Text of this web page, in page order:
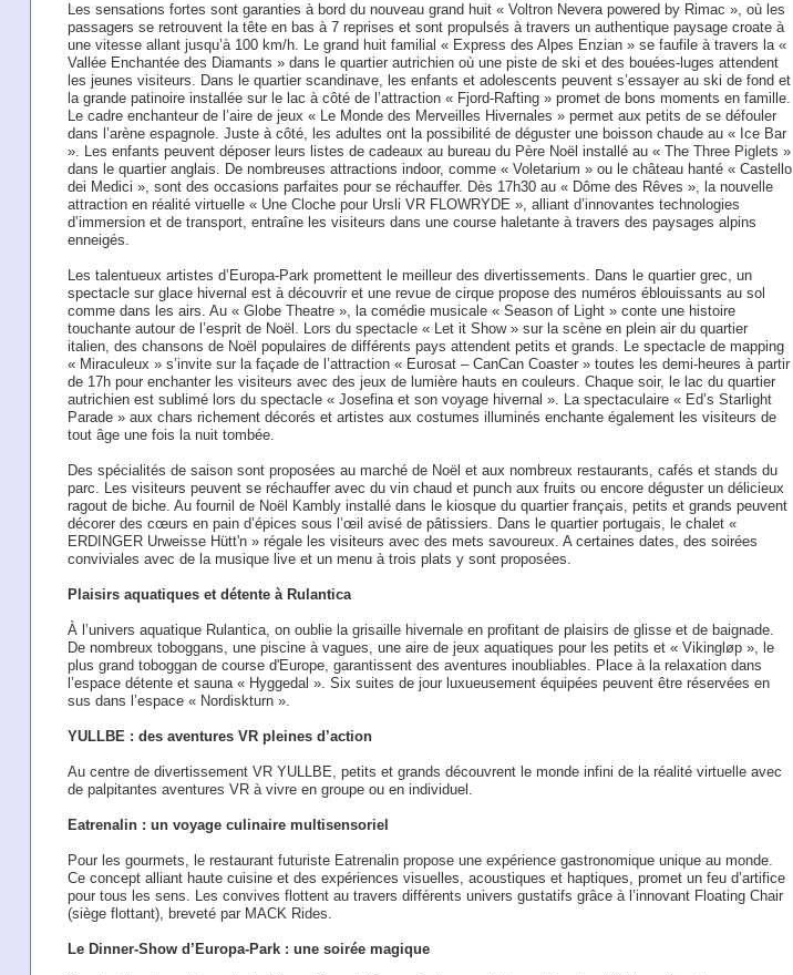
Les sensations fortes sont garanties à bord du nouveau grand huit « Voltron Nevera powered by Rimac », où les
passagers se retrouvent la tête en bas à 7 reprises et sont propulsés à travers un authentique paysage croate à
une vitesse allant jusqu’à 100 km/h. Le grand huit familial « Express des Alpes Enzian » se faufile à travers la «
Vallée Enchantée des Diamants » dans le quartier autrichien où une piste de ski et des bouées-luges attendent
les jeunes visiteurs. Dans le quartier scandinave, les enfants et adolescents peuvent s’essayer au ski de fond et
la grande patinoire installée sur le lac à côté de l’attraction « Fjord-Rafting » promet de bons moments en famille.
Le cadre enchanteur de l’aire de jeux « Le Monde des Merveilles Hivernales » permet aux petits de se défouler
dans l’arène espagnole. Juste à côté, les adultes ont la possibilité de déguster une boisson chaude au « Ice Bar
». Les enfants peuvent déposer leurs listes de cadeaux au bureau du Père Noël installé au « The Three Piglets »
dans le quartier anglais. De nombreuses attractions indoor, comme « Voletarium » ou le château hanté « Castello
dei Medici », sont des occasions parfaites pour se réchauffer. Dès 17h30 au « Dôme des Rêves », la nouvelle
attraction en réalité virtuelle « Une Cloche pour Ursli VR FLOWRYDE », alliant d’innovantes technologies
d’immersion et de transport, entraîne les visiteurs dans une course haletante à travers des paysages alpins
enneigés.
Les talentueux artistes d’Europa-Park promettent le meilleur des divertissements. Dans le quartier grec, un
spectacle sur glace hivernal est à découvrir et une revue de cirque propose des numéros éblouissants au sol
comme dans les airs. Au « Globe Theatre », la comédie musicale « Season of Light » conte une histoire
touchante autour de l’esprit de Noël. Lors du spectacle « Let it Show » sur la scène en plein air du quartier
italien, des chansons de Noël populaires de différents pays attendent petits et grands. Le spectacle de mapping
« Miraculeux » s’invite sur la façade de l’attraction « Eurosat – CanCan Coaster » toutes les demi-heures à partir
de 17h pour enchanter les visiteurs avec des jeux de lumière hauts en couleurs. Chaque soir, le lac du quartier
autrichien est sublimé lors du spectacle « Josefina et son voyage hivernal ». La spectaculaire « Ed’s Starlight
Parade » aux chars richement décorés et artistes aux costumes illuminés enchante également les visiteurs de
tout âge une fois la nuit tombée.
Des spécialités de saison sont proposées au marché de Noël et aux nombreux restaurants, cafés et stands du
parc. Les visiteurs peuvent se réchauffer avec du vin chaud et punch aux fruits ou encore déguster un délicieux
ragout de biche. Au fournil de Noël Kambly installé dans le kiosque du quartier français, petits et grands peuvent
décorer des cœurs en pain d’épices sous l’œil avisé de pâtissiers. Dans le quartier portugais, le chalet «
ERDINGER Urweisse Hütt'n » régale les visiteurs avec des mets savoureux. A certaines dates, des soirées
conviviales avec de la musique live et un menu à trois plats y sont proposées.
Plaisirs aquatiques et détente à Rulantica
À l’univers aquatique Rulantica, on oublie la grisaille hivernale en profitant de plaisirs de glisse et de baignade.
De nombreux toboggans, une piscine à vagues, une aire de jeux aquatiques pour les petits et « Vikingløp », le
plus grand toboggan de course d'Europe, garantissent des aventures inoubliables. Place à la relaxation dans
l’espace détente et sauna « Hyggedal ». Six suites de jour luxueusement équipées peuvent être réservées en
sus dans l’espace « Nordiskturn ».
YULLBE : des aventures VR pleines d’action
Au centre de divertissement VR YULLBE, petits et grands découvrent le monde infini de la réalité virtuelle avec
de palpitantes aventures VR à vivre en groupe ou en individuel.
Eatrenalin : un voyage culinaire multisensoriel
Pour les gourmets, le restaurant futuriste Eatrenalin propose une expérience gastronomique unique au monde.
Ce concept alliant haute cuisine et des expériences visuelles, acoustiques et haptiques, promet un feu d’artifice
pour tous les sens. Les convives flottent au travers différents univers gustatifs grâce à l’innovant Floating Chair
(siège flottant), breveté par MACK Rides.
Le Dinner-Show d’Europa-Park : une soirée magique